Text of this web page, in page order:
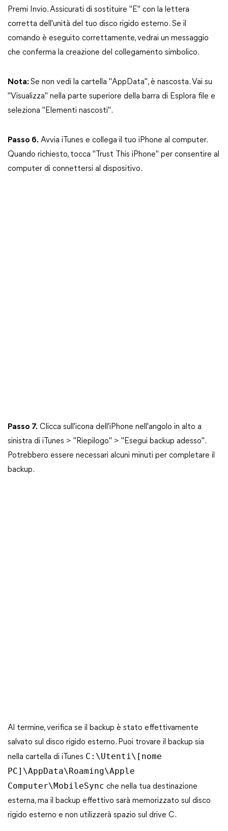
Premi Invio. Assicurati di sostituire "E" con la lettera
corretta dell'unità del tuo disco rigido esterno. Se il
comando è eseguito correttamente, vedrai un messaggio
che conferma la creazione del collegamento simbolico.
Nota: Se non vedi la cartella "AppData", è nascosta. Vai su
"Visualizza" nella parte superiore della barra di Esplora file e
seleziona "Elementi nascosti".
Passo 6. Avvia iTunes e collega il tuo iPhone al computer.
Quando richiesto, tocca "Trust This iPhone" per consentire al
computer di connettersi al dispositivo.
Passo 7. Clicca sull'icona dell'iPhone nell'angolo in alto a
sinistra di iTunes > "Riepilogo" > "Esegui backup adesso".
Potrebbero essere necessari alcuni minuti per completare il
backup.
Al termine, verifica se il backup è stato effettivamente
salvato sul disco rigido esterno. Puoi trovare il backup sia
nella cartella di iTunes C:\Utenti\[nome
PC]\AppData\Roaming\Apple
Computer\MobileSync che nella tua destinazione
esterna, ma il backup effettivo sarà memorizzato sul disco
rigido esterno e non utilizzerà spazio sul drive C.